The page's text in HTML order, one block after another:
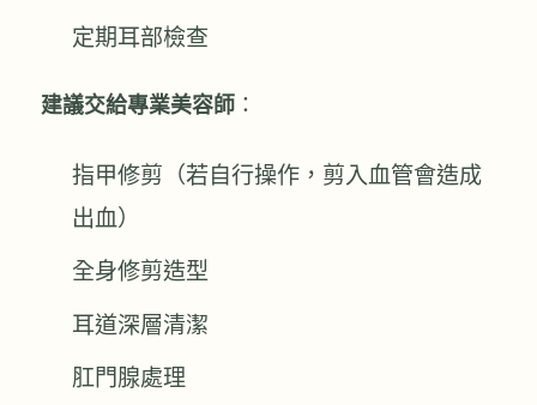
定期耳部檢查
建議交給專業美容師 ：
指甲修剪（若自行操作，剪入血管會造成
出血）
全身修剪造型
耳道深層清潔
肛門腺處理